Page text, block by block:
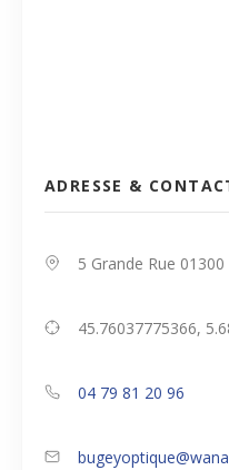
ADRESSE &
5 Grande Rue
45.76037775366,
04 79 81 20 96